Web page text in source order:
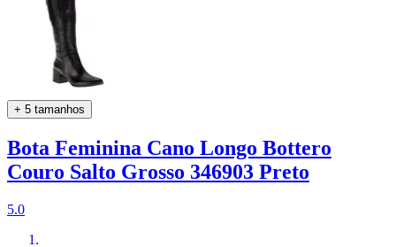
+ 5 tamanhos
Bota Feminina Cano Longo Bottero
Couro Salto Grosso 346903 Preto
5.0